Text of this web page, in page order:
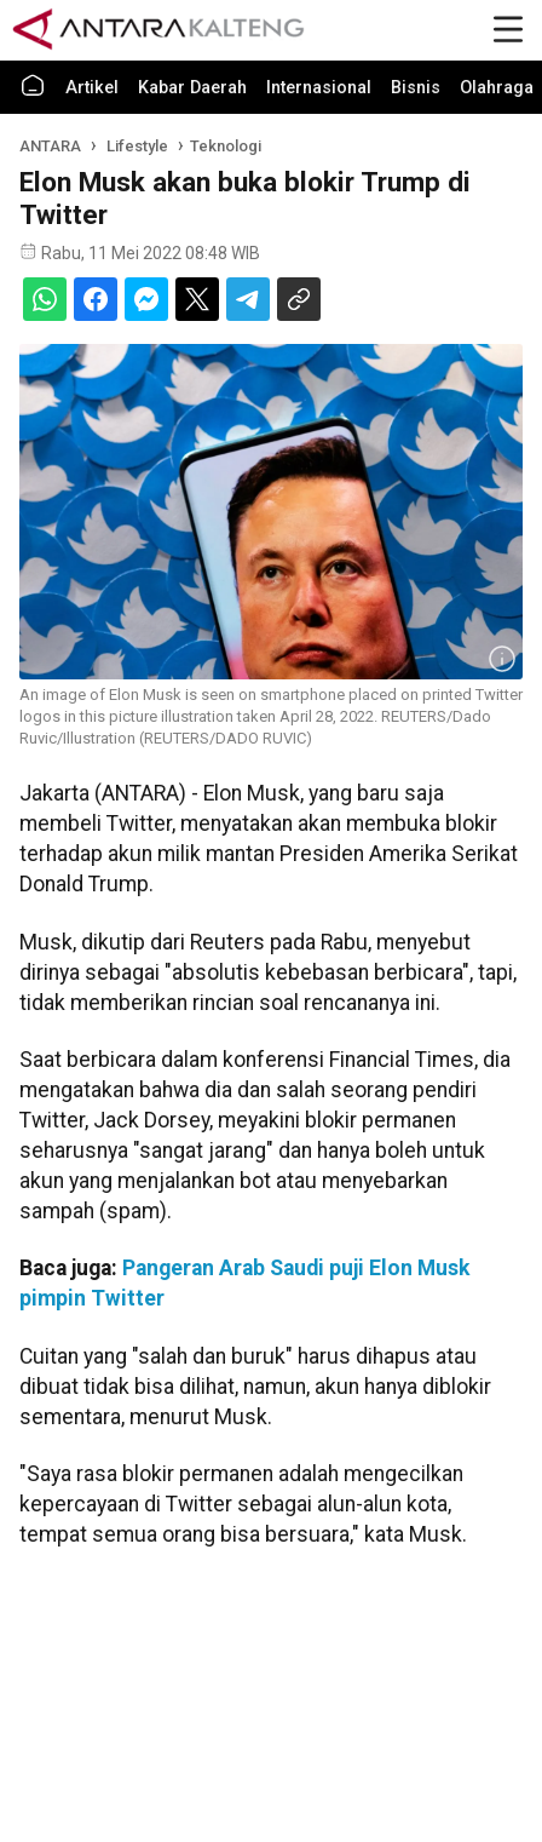
Artikel Kabar Daerah Internasional Bisnis Olahraga
ANTARA Lifestyle Teknologi
Elon Musk akan buka blokir Trump di
Twitter
Rabu, 11 Mei 2022 08:48 WIB
An image of Elon Musk is seen on smartphone placed on printed Twitter
logos in this picture illustration taken April 28, 2022. REUTERS/Dado
Ruvic/Illustration (REUTERS/DADO RUVIC)
Jakarta (ANTARA) - Elon Musk, yang baru saja
membeli Twitter, menyatakan akan membuka blokir
terhadap akun milik mantan Presiden Amerika Serikat
Donald Trump.
Musk, dikutip dari Reuters pada Rabu, menyebut
dirinya sebagai "absolutis kebebasan berbicara", tapi,
tidak memberikan rincian soal rencananya ini.
Saat berbicara dalam konferensi Financial Times, dia
mengatakan bahwa dia dan salah seorang pendiri
Twitter, Jack Dorsey, meyakini blokir permanen
seharusnya "sangat jarang" dan hanya boleh untuk
akun yang menjalankan bot atau menyebarkan
sampah (spam).
Baca juga: Pangeran Arab Saudi puji Elon Musk
pimpin Twitter
Cuitan yang "salah dan buruk" harus dihapus atau
dibuat tidak bisa dilihat, namun, akun hanya diblokir
sementara, menurut Musk.
"Saya rasa blokir permanen adalah mengecilkan
kepercayaan di Twitter sebagai alun-alun kota,
tempat semua orang bisa bersuara," kata Musk.